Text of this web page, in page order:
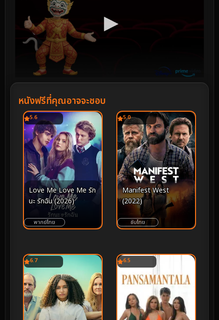
หนังฟรีที่คุณอาจจะชอบ
5.6
Love Me Love Me รัก
นะ รักฉัน (2026)
พากย์ไทย
5.0
Manifest West
(2022)
ซับไทย
6.7 6.5